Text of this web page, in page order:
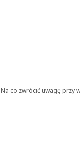
Na co zwrócić uwagę przy